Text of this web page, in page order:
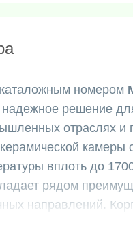
номером
надежное решение
отраслях и
камеры
вплоть до
рядом
направлений.